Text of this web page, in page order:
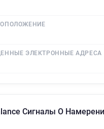
ЭЛЕКТРОННЫЕ АДРЕСА
Сигналы О